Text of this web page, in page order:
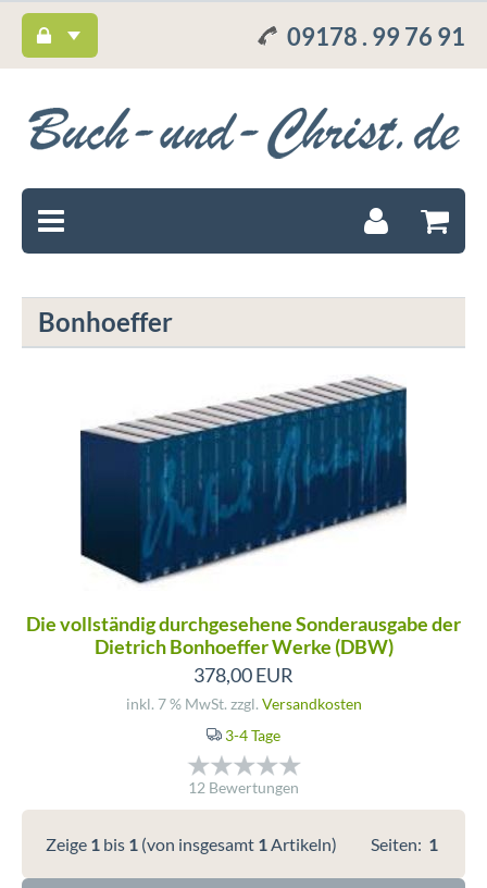
09178 . 99 76 91
Bonhoeffer
Die vollständig durchgesehene Sonderausgabe der
Dietrich Bonhoeffer Werke (DBW)
378,00 EUR
inkl. 7 % MwSt. zzgl. Versandkosten
3-4 Tage
12 Bewertungen
Zeige 1 bis 1 (von insgesamt 1Artikeln) Seiten: 1